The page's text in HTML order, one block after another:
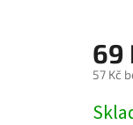
69
57 Kč
cena: